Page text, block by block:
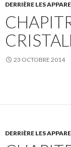
DERRIÈRE LES
23 OCTOBRE 2014
DERRIÈRE LES